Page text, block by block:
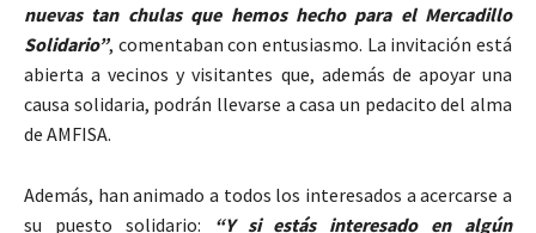
nuevas tan chulas que hemos hecho para el Mercadillo
Solidario”, comentaban con entusiasmo. La invitación está
abierta a vecinos y visitantes que, además de apoyar una
causa solidaria, podrán llevarse a casa un pedacito del alma
de AMFISA.
Además, han animado a todos los interesados a acercarse a
su puesto solidario:
“Y si estás interesado en algún